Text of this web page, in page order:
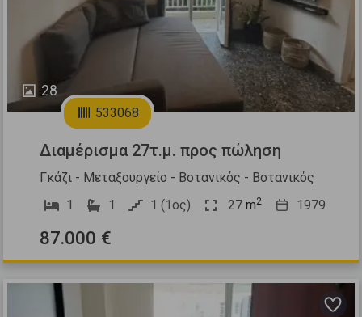
28
533068
Διαμέρισμα 27τ.μ. προς πώληση
Γκάζι - Μεταξουργείο - Βοτανικός - Βοτανικός
1
1 1 (1ος) 27 m2 1979
87.000 €